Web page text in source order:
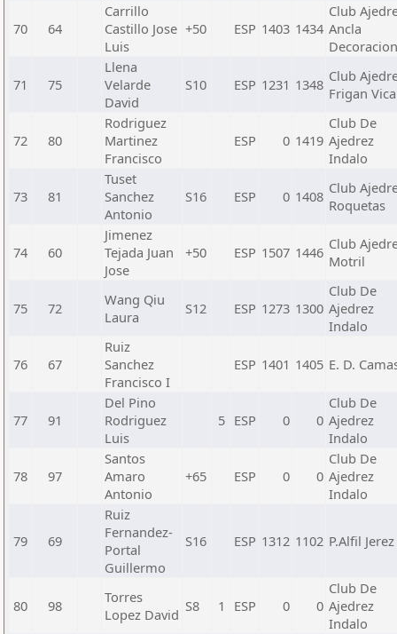
70 64
Carrillo
Castillo Jose
Luis
+50 ESP 1403 1434
Club
Ancla
Decoracion
71 75
Llena
Velarde
David
S10 ESP 1231 1348 Club
Frigan
72 80
Rodriguez
Martinez
Francisco
ESP 0 1419
Club De
Ajedrez
Indalo
73 81
Tuset
Sanchez
Antonio
S16 ESP 0 1408 Club
Roquetas
74 60
Jimenez
Tejada Juan
Jose
+50 ESP 1507 1446 Club
Motril
75 72
Wang Qiu
Laura
S12 ESP 1273 1300
Club De
Ajedrez
Indalo
76 67
Ruiz
Sanchez
Francisco I
ESP 1401 1405 E. D.
77 91
Del Pino
Rodriguez
Luis
5 ESP 0 0
Club De
Ajedrez
Indalo
78 97
Santos
Amaro
Antonio
+65 ESP 0 0
Club De
Ajedrez
Indalo
79 69
Ruiz
Fernandez-
Portal
Guillermo
S16 ESP 1312 1102 P.Alfil Jerez
80 98
Torres
Lopez David S8 1 ESP 0 0
Club De
Ajedrez
Indalo